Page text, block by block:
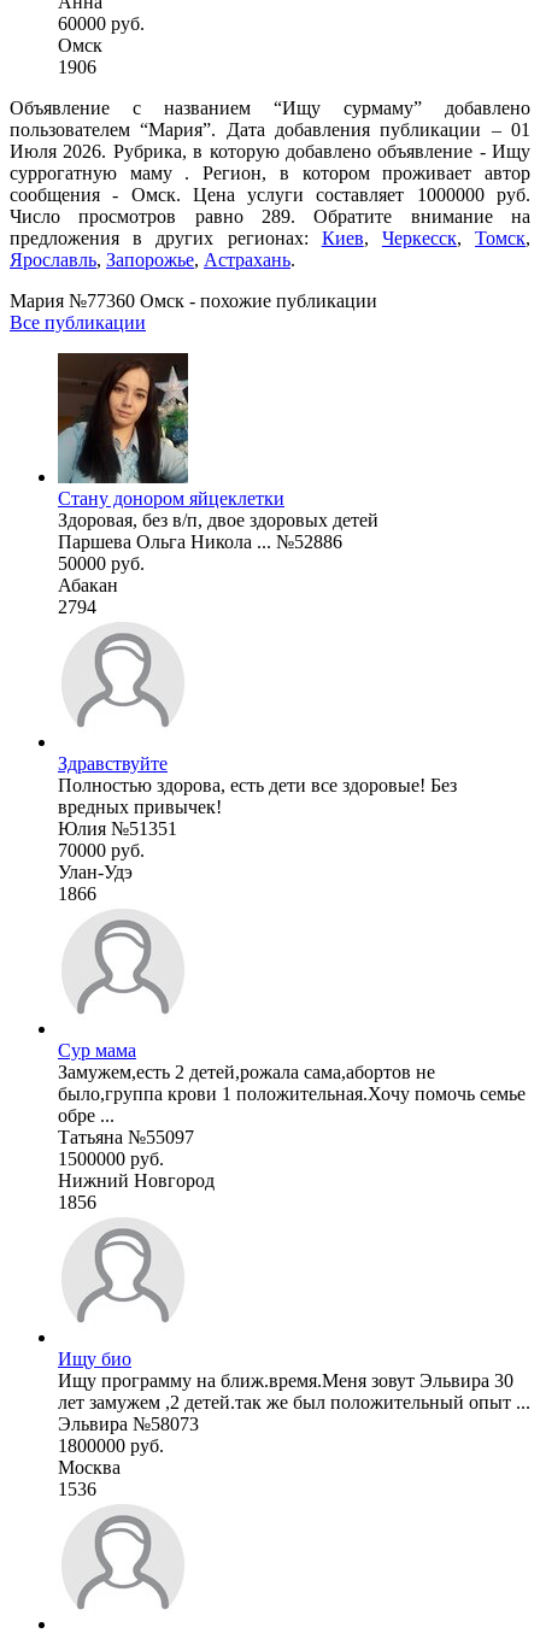
60000 руб.
Омск
1906
Объявление с названием “Ищу сурмаму” добавлено
пользователем “Мария”. Дата добавления публикации – 01
Июля 2026. Рубрика, в которую добавлено объявление - Ищу
суррогатную маму . Регион, в котором проживает автор
сообщения - Омск. Цена услуги составляет 1000000 руб.
Число просмотров равно 289. Обратите внимание на
предложения в других регионах: Киев, Черкесск,Томск,
Ярославль, Запорожье, Астрахань.
Мария №77360 Омск - похожие публикации
Все публикации
Стану донором яйцеклетки
Здоровая, без в/п, двое здоровых детей
Паршева Ольга Никола ... №52886
50000 руб.
Абакан
2794
Здравствуйте
Полностью здорова, есть дети все здоровые! Без
вредных привычек!
Юлия №51351
70000 руб.
Улан-Удэ
1866
Сур мама
Замужем,есть 2 детей,рожала сама,абортов не
было,группа крови 1 положительная.Хочу помочь семье
обре ...
Татьяна №55097
1500000 руб.
Нижний Новгород
1856
Ищу био
Ищу программу на ближ.время.Меня зовут Эльвира 30
лет замужем ,2 детей.так же был положительный опыт ...
Эльвира №58073
1800000 руб.
Москва
1536